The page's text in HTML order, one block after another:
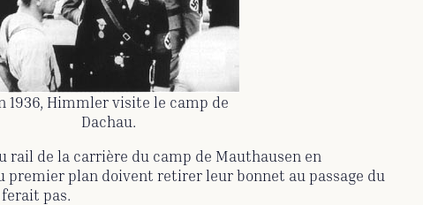
1936, Himmler visite le camp de
Dachau.
rail de la carrière du camp de Mauthausen en
premier plan doivent retirer leur bonnet au passage du
ferait pas.